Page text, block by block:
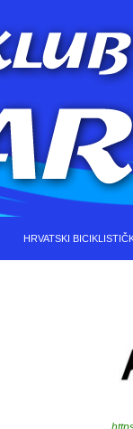
HRVATSKI